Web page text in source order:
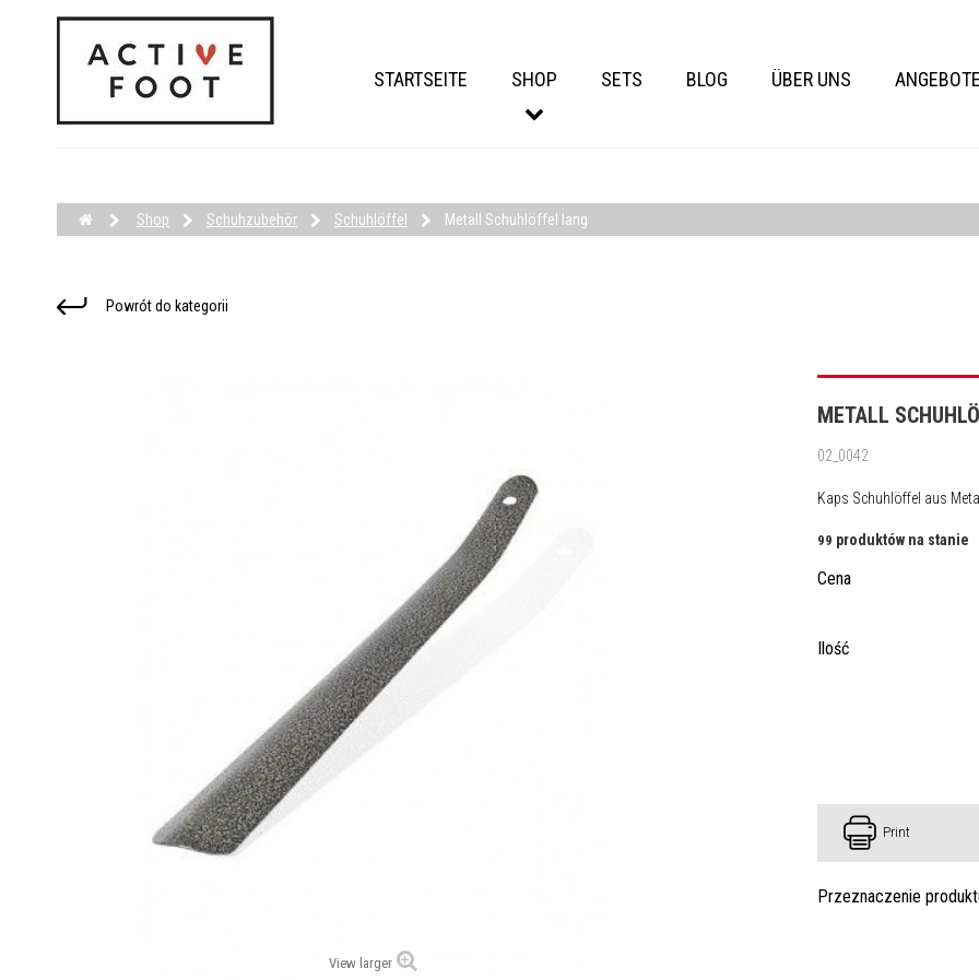
STARTSEITE SHOP SETS BLOG ÜBER UNS
Shop Schuhzubehör Schuhlöffel Metall Schuhlöffel lang
Powrót do kategorii
View larger
METALL
02_0042
Kaps Schuhlöffel aus
99 produktów na stanie
Cena
Ilość
Print
Przeznaczenie